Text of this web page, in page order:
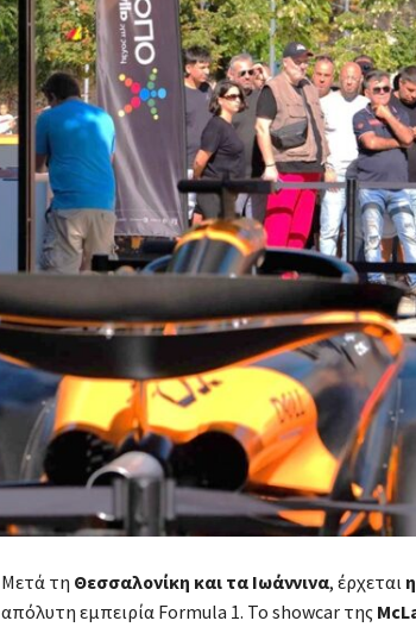
Μετά τη Θεσσαλονίκη και τα Ιωάννινα, έρχεται
απόλυτη εμπειρία Formula 1. Το showcar της